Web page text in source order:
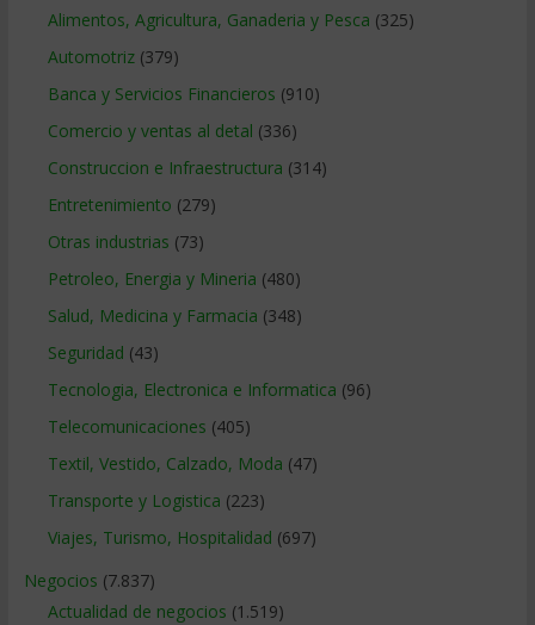
Alimentos, Agricultura, Ganaderia y Pesca (325)
Automotriz(379)
Banca y Servicios Financieros (910)
Comercio y ventas al detal (336)
Construccion e Infraestructura (314)
Entretenimiento (279)
Otras industrias (73)
Petroleo, Energia y Mineria (480)
Salud, Medicina y Farmacia (348)
Seguridad (43)
Tecnologia, Electronica e Informatica (96)
Telecomunicaciones (405)
Textil, Vestido, Calzado, Moda (47)
Transporte y Logistica (223)
Viajes, Turismo, Hospitalidad (697)
Negocios (7.837)
Actualidad de negocios (1.519)